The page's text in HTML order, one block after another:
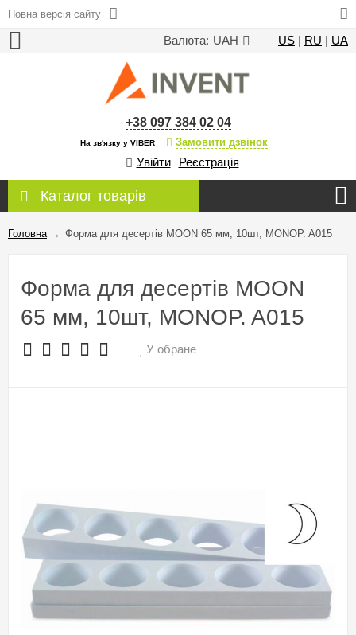
Повна версія сайту
Валюта: UAH US | RU | UA
+38 097 384 02 04
На зв'язку у VIBER Замовити дзвінок
Увійти Реєстрація
Каталог товарів
Головна → Форма для десертів MOON 65 мм, 10шт, MONOP. A015
Форма для десертів MOON
65 мм, 10шт, MONOP. A015
У обране